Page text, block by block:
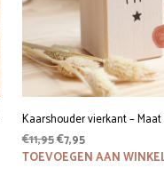
Kaarshouder vierkant – Maat
€11,95Oorspronkelijke
prijs
€7,95Huidige
prijs
TOEVOEGEN AAN